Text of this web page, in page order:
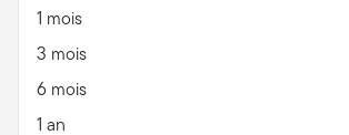
1 mois
3 mois
6 mois
1 an